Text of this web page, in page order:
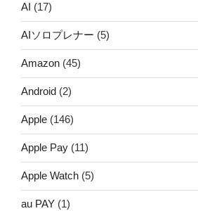
AI (17)
AIソロプレナー (5)
Amazon (45)
Android (2)
Apple (146)
Apple Pay (11)
Apple Watch (5)
au PAY (1)